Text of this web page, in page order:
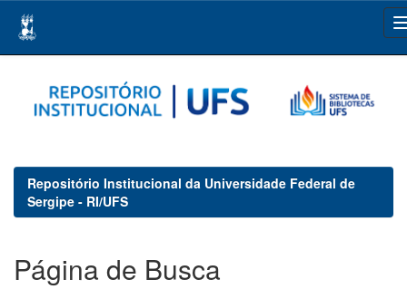
navigation
Repositório Institucional da Universidade Federal de
Sergipe - RI/UFS
Página de Busca